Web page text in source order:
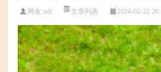
网友:zdf 文章列表 2024-02-22